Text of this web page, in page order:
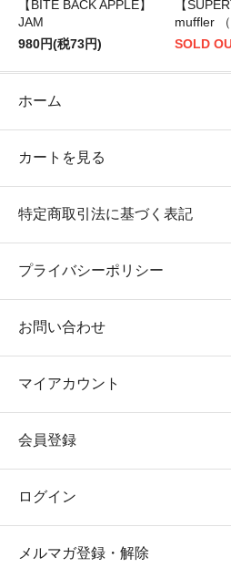
【BITE BACK APPLE】
JAM
980円(税73円)
【
muffler
SOLD
ホーム
カートを見る
特定商取引法に基づく表記
プライバシーポリシー
お問い合わせ
マイアカウント
会員登録
ログイン
メルマガ登録・解除